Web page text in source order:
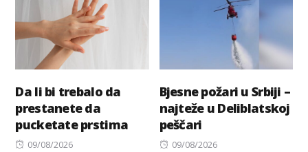
Da li bi trebalo da
prestanete da
pucketate prstima
Posted
09/08/2026
Bjesne požari u Srbiji –
najteže u Deliblatskoj
peščari
Posted
09/08/2026